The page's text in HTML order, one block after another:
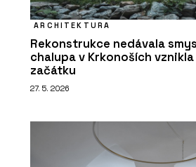
ARCHITEKTURA
Rekonstrukce nedávala
chalupa v Krkonoších
začátku
27. 5. 2026